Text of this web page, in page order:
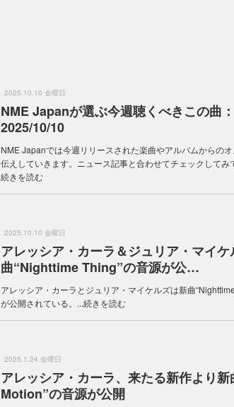
2025.10.10 金曜日
NME Japanが選ぶ今週聴くべきこの曲：
2025/10/10
NME Japanでは今週リリースされた楽曲やアルバムからの
伝えしていきます。ニュース記事と合わせてチェックしてみ
続きを読む
2025.10.10 金曜日
アレッシア・カーラ＆ジュリア・マイ
曲“Nighttime Thing”の音源が公…
アレッシア・カーラとジュリア・マイケルズは新曲
が公開されている。...続きを読む
2025.1.24 金曜日
アレッシア・カーラ、来たる新作より
Motion”の音源が公開